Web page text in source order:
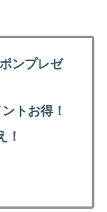
ンプレゼ
トお得！
！